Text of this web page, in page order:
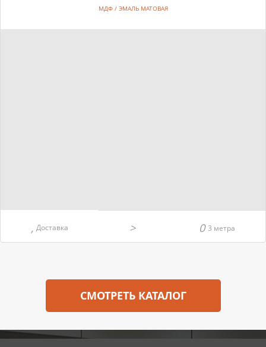
МДФ / ЭМАЛЬ МАТОВАЯ
Доставка 3 метра
СМОТРЕТЬ КАТАЛОГ